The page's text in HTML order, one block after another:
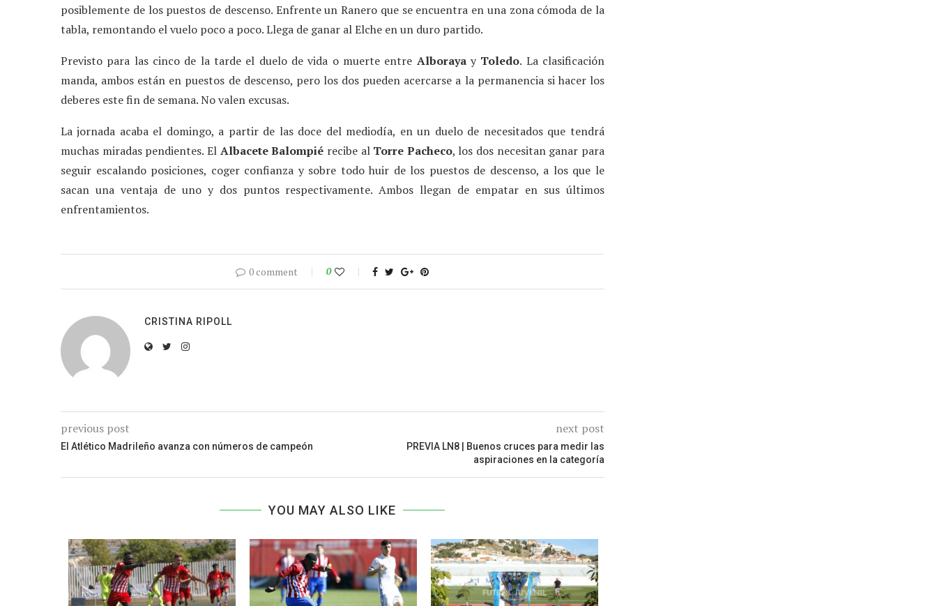
posiblemente de los puestos de descenso. Enfrente un Ranero que se encuentra en una zona cómoda de la
tabla, remontando el vuelo poco a poco. Llega de ganar al Elche en un duro partido.
Previsto para las cinco de la tarde el duelo de vida o muerte entre Alborayay Toledo. La clasificación
manda, ambos están en puestos de descenso, pero los dos pueden acercarse a la permanencia si hacer los
deberes este fin de semana. No valen excusas.
La jornada acaba el domingo, a partir de las doce del mediodía, en un duelo de necesitados que tendrá
muchas miradas pendientes. El Albacete Balompié recibe al Torre Pacheco, los dos necesitan ganar para
seguir escalando posiciones, coger confianza y sobre todo huir de los puestos de descenso, a los que le
sacan una ventaja de uno y dos puntos respectivamente. Ambos llegan de empatar en sus últimos
enfrentamientos.
0 comment 0
CRISTINA RIPOLL
previous post
El Atlético Madrileño avanza con números de campeón
next post
PREVIA LN8 | Buenos cruces para medir las
aspiraciones en la categoría
YOU MAY ALSO LIKE